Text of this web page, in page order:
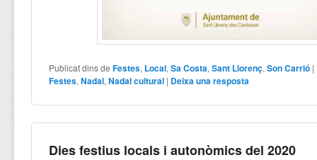
Publicat dins de Festes, Local,Sa Costa,Sant Llorenç,Son Carrió |
Festes,Nadal,Nadal cultural | Deixa una resposta
Dies festius locals i autonòmics del 2020